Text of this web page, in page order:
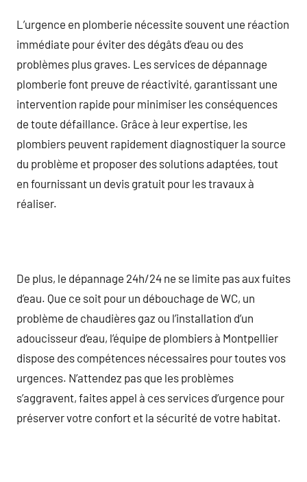
L’urgence en plomberie nécessite souvent une réaction
immédiate pour éviter des dégâts d’eau ou des
problèmes plus graves. Les services de dépannage
plomberie font preuve de réactivité, garantissant une
intervention rapide pour minimiser les conséquences
de toute défaillance. Grâce à leur expertise, les
plombiers peuvent rapidement diagnostiquer la source
du problème et proposer des solutions adaptées, tout
en fournissant un devis gratuit pour les travaux à
réaliser.
De plus, le dépannage 24h/24 ne se limite pas aux fuites
d’eau. Que ce soit pour un débouchage de WC, un
problème de chaudières gaz ou l’installation d’un
adoucisseur d’eau, l’équipe de plombiers à Montpellier
dispose des compétences nécessaires pour toutes vos
urgences. N’attendez pas que les problèmes
s’aggravent, faites appel à ces services d’urgence pour
préserver votre confort et la sécurité de votre habitat.